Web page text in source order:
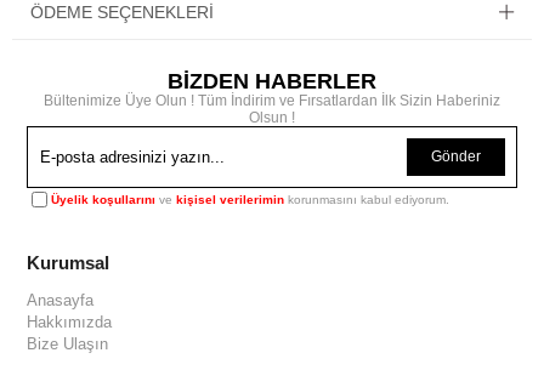
ÖDEME SEÇENEKLERI
BİZDEN HABERLER
Bültenimize Üye Olun ! Tüm İndirim ve Fırsatlardan İlk Sizin Haberiniz
Olsun !
Gönder
Üyelik koşullarını vekişisel verilerimin korunmasını kabul ediyorum.
Kurumsal
Anasayfa
Hakkımızda
Bize Ulaşın